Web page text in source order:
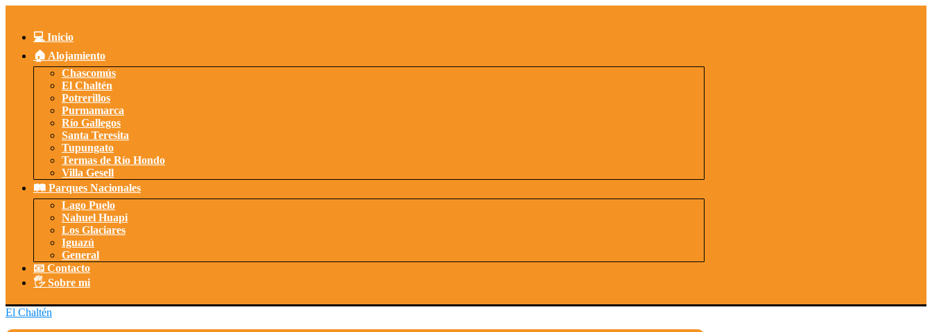
contenido💻 Inicio
🏠 Alojamiento
Chascomús
El Chaltén
Potrerillos
Purmamarca
Río Gallegos
Santa Teresita
Tupungato
Termas de Río Hondo
Villa Gesell
🛤️ Parques Nacionales
Lago Puelo
Nahuel Huapi
Los Glaciares
Iguazú
General
📧 Contacto
🖐️ Sobre mi
El Chaltén